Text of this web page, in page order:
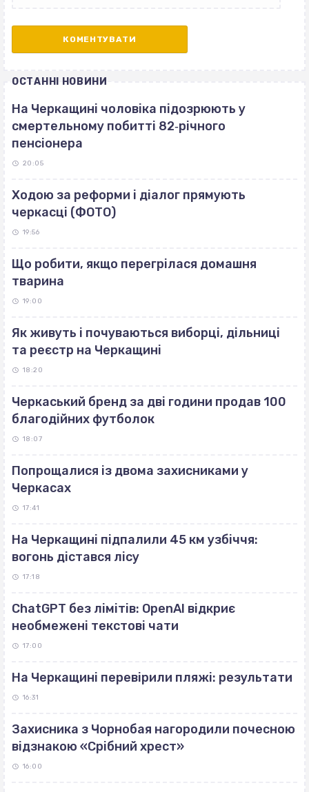
ОСТАННІ НОВИНИ
На Черкащині чоловіка підозрюють у
смертельному побитті 82‐річного
пенсіонера
20:05
Ходою за реформи і діалог прямують
черкасці (ФОТО)
19:56
Що робити, якщо перегрілася домашня
тварина
19:00
Як живуть і почуваються виборці, дільниці
та реєстр на Черкащині
18:20
Черкаський бренд за дві години продав 100
благодійних футболок
18:07
Попрощалися із двома захисниками у
Черкасах
17:41
На Черкащині підпалили 45 км узбіччя:
вогонь дістався лісу
17:18
ChatGPT без лімітів: OpenAI відкриє
необмежені текстові чати
17:00
На Черкащині перевірили пляжі: результати
16:31
Захисника з Чорнобая нагородили почесною
відзнакою «Срібний хрест»
16:00